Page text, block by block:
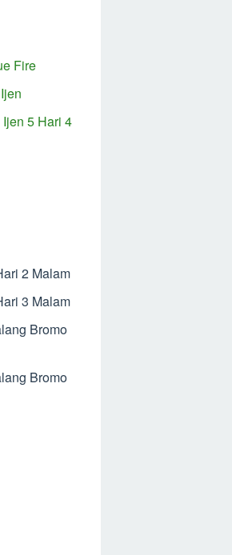
Fire
5 Hari 4
2 Malam
3 Malam
Bromo
Bromo